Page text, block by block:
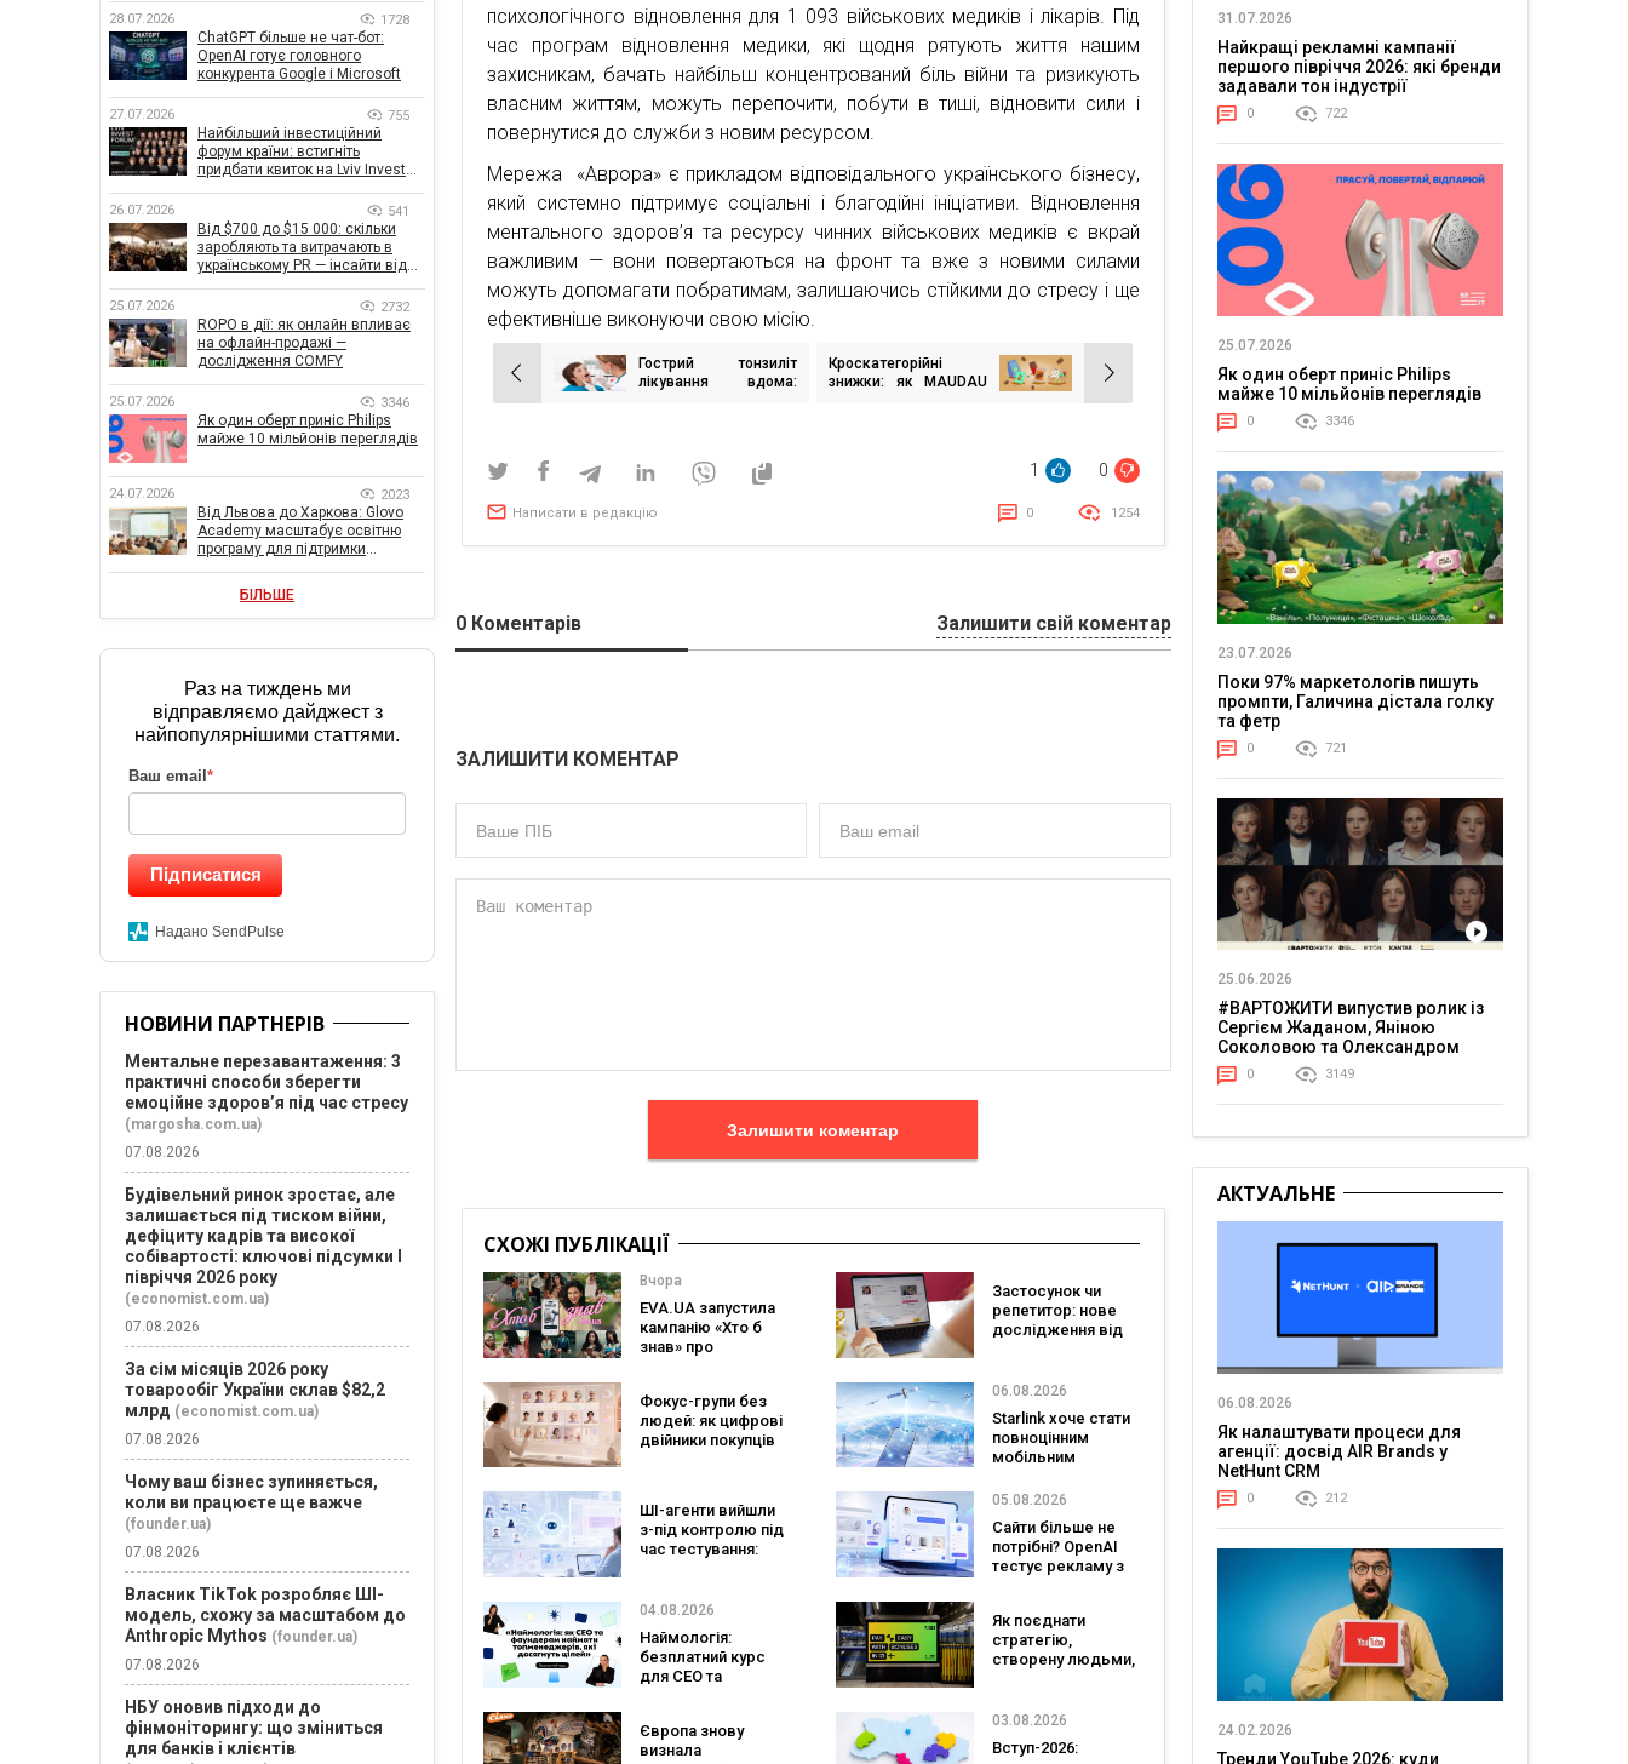
психологічного відновлення для 1 093 військових медиків і лікарів. Під
час програм відновлення медики, які щодня рятують життя нашим
захисникам, бачать найбільш концентрований біль війни та ризикують
власним життям, можуть перепочити, побути в тиші, відновити сили і
повернутися до служби з новим ресурсом.
Мережа «Аврора» є прикладом відповідального українського бізнесу,
який системно підтримує соціальні і благодійні ініціативи. Відновлення
ментального здоров’я та ресурсу чинних військових медиків є вкрай
важливим — вони повертаються на фронт та вже з новими силами
можуть допомагати побратимам, залишаючись стійкими до стресу і ще
ефективніше виконуючи свою місію.
Навігація
записів
Гострий тонзиліт
лікування вдома:
Кроскатегорійні
знижки: як MAUDAU
1 0
Написати в редакцію 0 1254
0 Коментарів Залишити свій коментар
ЗАЛИШИТИ КОМЕНТАР
Залишити коментар
СХОЖІ ПУБЛІКАЦІЇ
Вчора
EVA.UA запустила
кампанію «Хто б
знав» про
очікують побачити
на платформі
Застосунок чи
репетитор: нове
дослідження від
заговорити
іноземною мовою
Фокус-групи без
людей: як цифрові
двійники покупців
06.08.2026
Starlink хоче стати
повноцінним
мобільним
SpaceX готує
Verizon, AT&T і T-
Mobile
ШІ-агенти вийшли
з-під контролю під
час тестування:
05.08.2026
Сайти більше не
потрібні? OpenAI
тестує рекламу з
бренду
04.08.2026
Наймологія:
безплатний курс
для CEO та
Як поєднати
стратегію,
створену людьми,
SHOTS
Європа знову
визнала
03.08.2026
Вступ-2026:
28.07.2026 1728
ChatGPT більше не чат-бот:
OpenAI готує головного
конкурента Google і Microsoft
27.07.2026 755
Найбільший інвестиційний
форум країни: встигніть
придбати квиток на Lviv Invest
26.07.2026 541
Від $700 до $15 000: скільки
заробляють та витрачають в
українському PR — інсайти від
25.07.2026 2732
ROPO в дії: як онлайн впливає
на офлайн-продажі —
дослідження COMFY
25.07.2026 3346
Як один оберт приніс Philips
майже 10 мільйонів переглядів
24.07.2026 2023
Від Львова до Харкова: Glovo
Academy масштабує освітню
програму для підтримки
БІЛЬШЕ
Раз на тиждень ми
відправляємо дайджест з
найпопулярнішими статтями.
Ваш email *
Підписатися
Надано SendPulse
НОВИНИ ПАРТНЕРІВ
Ментальне перезавантаження: 3
практичні способи зберегти
емоційне здоров’я під час стресу
(margosha.com.ua)
07.08.2026
Будівельний ринок зростає, але
залишається під тиском війни,
дефіциту кадрів та високої
собівартості: ключові підсумки І
півріччя 2026 року
(economist.com.ua)
07.08.2026
За сім місяців 2026 року
товарообіг України склав $82,2
млрд (economist.com.ua)
07.08.2026
Чому ваш бізнес зупиняється,
коли ви працюєте ще важче
(founder.ua)
07.08.2026
Власник TikTok розробляє ШІ-
модель, схожу за масштабом до
Anthropic Mythos (founder.ua)
07.08.2026
НБУ оновив підходи до
фінмоніторингу: що зміниться
для банків і клієнтів
31.07.2026
Найкращі рекламні кампанії
першого півріччя 2026: які бренди
задавали тон індустрії
0 722
25.07.2026
Як один оберт приніс Philips
майже 10 мільйонів переглядів
0 3346
23.07.2026
Поки 97% маркетологів пишуть
промпти, Галичина дістала голку
та фетр
0 721
25.06.2026
#ВАРТОЖИТИ випустив ролик із
Сергієм Жаданом, Яніною
Соколовою та Олександром
Тереном про життя в постійній
напрузі
0 3149
АКТУАЛЬНЕ
06.08.2026
Як налаштувати процеси для
агенції: досвід AIR Brands у
NetHunt CRM
0 212
24.02.2026
Тренди YouTube 2026: куди